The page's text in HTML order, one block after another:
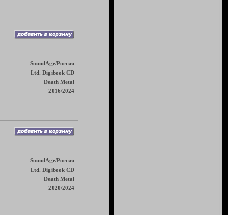
SoundAge/Россия
Ltd. Digibook CD
Death Metal
2016/2024
SoundAge/Россия
Ltd. Digibook CD
Death Metal
2020/2024